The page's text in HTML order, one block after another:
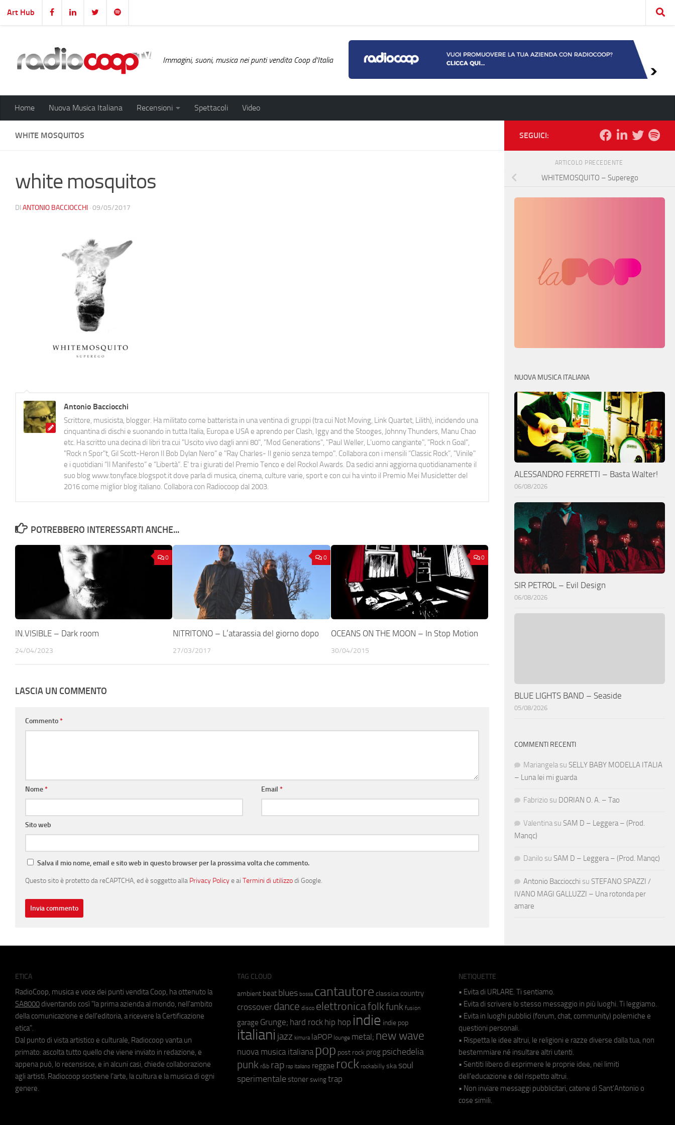
Salta al contenuto
Art Hub
Immagini, suoni, musica nei punti vendita Coop d'Italia
Home Nuova Musica Italiana Recensioni Spettacoli Video
WHITE MOSQUITOS
white mosquitos
DI ANTONIO BACCIOCCHI · 09/05/2017
Antonio Bacciocchi
Scrittore, musicista, blogger. Ha militato come batterista in una ventina di gruppi (tra cui Not Moving, Link Quartet, Lilith), incidendo una
cinquantina di dischi e suonando in tutta Italia, Europa e USA e aprendo per Clash, Iggy and the Stooges, Johnny Thunders, Manu Chao
etc. Ha scritto una decina di libri tra cui "Uscito vivo dagli anni 80", "Mod Generations", "Paul Weller, L’uomo cangiante", "Rock n Goal",
"Rock n Spor"t, Gil Scott-Heron Il Bob Dylan Nero" e "Ray Charles- Il genio senza tempo". Collabora con i mensili “Classic Rock”, "Vinile"
e i quotidiani “Il Manifesto” e “Libertà”. E' tra i giurati del Premio Tenco e del Rockol Awards. Da sedici anni aggiorna quotidianamente il
suo blog www.tonyface.blogspot.it dove parla di musica, cinema, culture varie, sport e con cui ha vinto il Premio Mei Musicletter del
2016 come miglior blog italiano. Collabora con Radiocoop dal 2003.
POTREBBERO INTERESSARTI ANCHE...
0
IN.VISIBLE – Dark room
24/04/2023
0
NITRITONO – L’atarassia del giorno dopo
27/03/2017
0
OCEANS ON THE MOON – In Stop Motion
30/04/2015
LASCIA UN COMMENTO
Commento*
Nome* Email*
Sito web
Salva il mio nome, email e sito web in questo browser per la prossima volta che commento.
Questo sito è protetto da reCAPTCHA, ed è soggetto alla Privacy Policye ai Termini di utilizzodi Google.
SEGUICI:
ARTICOLO PRECEDENTE
WHITEMOSQUITO – Superego
NUOVA MUSICA ITALIANA
ALESSANDRO FERRETTI – Basta Walter!
06/08/2026
SIR PETROL – Evil Design
06/08/2026
BLUE LIGHTS BAND – Seaside
05/08/2026
COMMENTI RECENTI
Mariangela su SELLY BABY MODELLA ITALIA
– Luna lei mi guarda
Fabrizio su DORIAN O. A. – Tao
Valentina su SAM D – Leggera – (Prod.
Manqc)
Danilo su SAM D – Leggera – (Prod. Manqc)
Antonio Bacciocchi su STEFANO SPAZZI /
IVANO MAGI GALLUZZI – Una rotonda per
amare
ETICA
RadioCoop, musica e voce dei punti vendita Coop, ha ottenuto la
SA8000 diventando così "la prima azienda al mondo, nell'ambito
della comunicazione e dell'editoria, a ricevere la Certificazione
etica".
Dal punto di vista artistico e culturale, Radiocoop vanta un
primato: ascolta tutto quello che viene inviato in redazione, e
appena può, lo recensisce, e in alcuni casi, chiede collaborazione
agli artisti. Radiocoop sostiene l'arte, la cultura e la musica di ogni
genere.
TAG CLOUD
ambient beat blues bossa cantautore classica country
crossover dance disco elettronicafolkfunk fusion
garage Grunge; hard rock hip hop indie indie pop
italiani jazz kimura laPOP lounge metal; new wave
nuova musica italiana pop post rock prog psichedelia
punk r&b rap rap italiano reggae rock rockabilly ska soul
sperimentale stoner swing trap
NETIQUETTE
• Evita di URLARE. Ti sentiamo.
• Evita di scrivere lo stesso messaggio in più luoghi. Ti leggiamo.
• Evita in luoghi pubblici (forum, chat, community) polemiche e
questioni personali.
• Rispetta le idee altrui, le religioni e razze diverse dalla tua, non
bestemmiare né insultare altri utenti.
• Sentiti libero di esprimere le proprie idee, nei limiti
dell'educazione e del rispetto altrui.
• Non inviare messaggi pubblicitari, catene di Sant'Antonio o
cose simili.